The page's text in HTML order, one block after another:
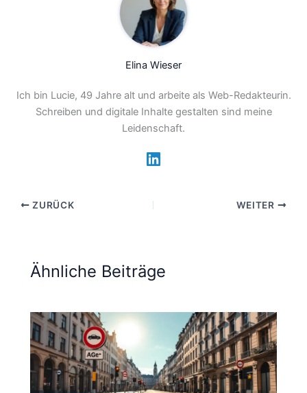
Elina Wieser
Ich bin Lucie, 49 Jahre alt und arbeite als Web-Redakteurin.
Schreiben und digitale Inhalte gestalten sind meine
Leidenschaft.
ZURÜCK WEITER
Ähnliche Beiträge